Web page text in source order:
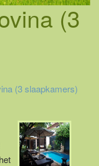
(3
(3 slaapkamers)